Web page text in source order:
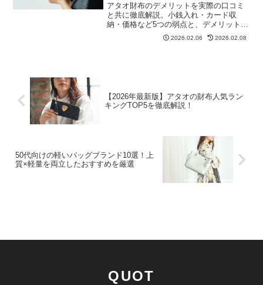
アタオ財布のデメリットを実際の口コミ
と共に徹底解説。小銭入れ・カード収
納・価格など5つの弱点と、デメリットを
回避する選び方を紹介。購入前の判断材
2026.02.06 2026.02.08
【2026年最新版】アタオの財布人気ラン
キングTOP5を徹底解説！
50代向けの軽いバッグブランド10選！上
質×軽量を両立したおすすめを厳選
QUOT